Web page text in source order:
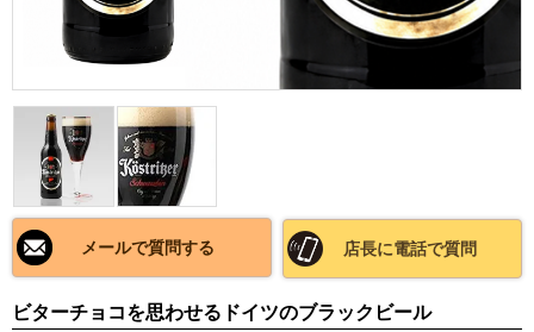
メールで質問する 店長に電話で質問
ビターチョコを思わせるドイツのブラックビール